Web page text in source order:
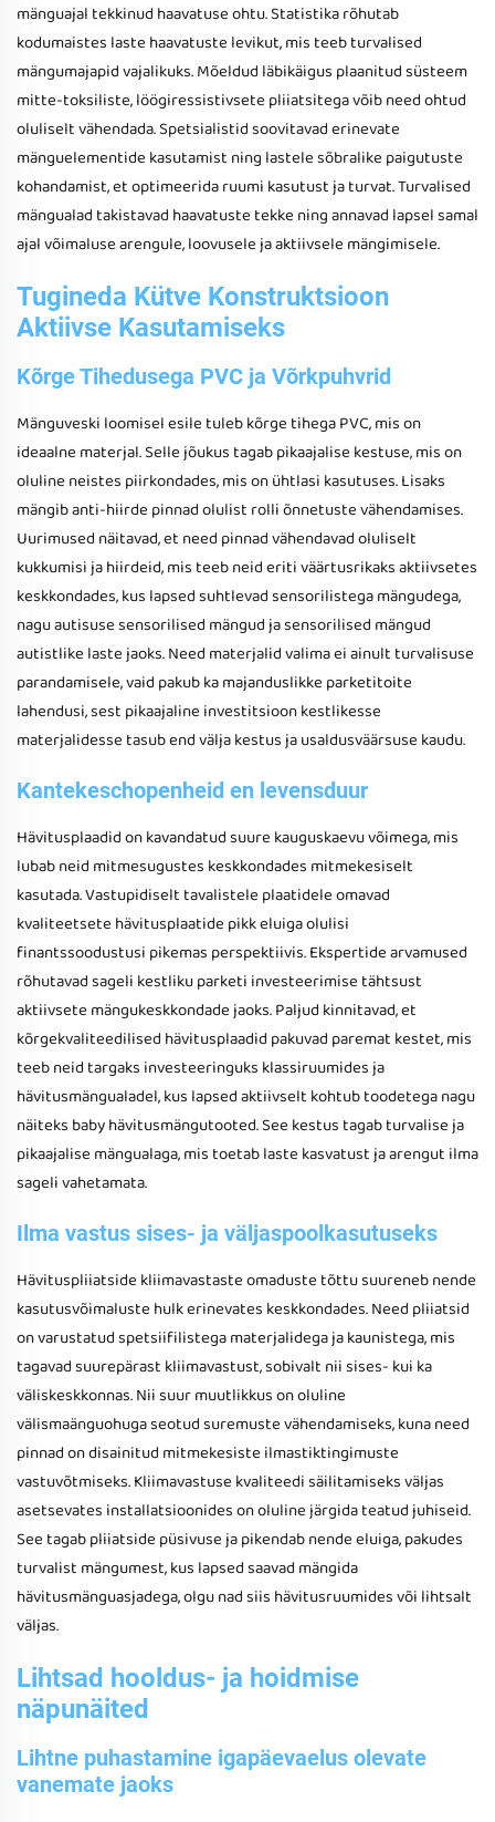
mänguajal tekkinud haavatuse ohtu. Statistika rõhutab
kodumaistes laste haavatuste levikut, mis teeb turvalised
mängumajapid vajalikuks. Mõeldud läbikäigus plaanitud süsteem
mitte-toksiliste, löögiressistivsete pliiatsitega võib need ohtud
oluliselt vähendada. Spetsialistid soovitavad erinevate
mänguelementide kasutamist ning lastele sõbralike paigutuste
kohandamist, et optimeerida ruumi kasutust ja turvat. Turvalised
mängualad takistavad haavatuste tekke ning annavad lapsel samal
ajal võimaluse arengule, loovusele ja aktiivsele mängimisele.
Tugineda Kütve Konstruktsioon
Aktiivse Kasutamiseks
Kõrge Tihedusega PVC ja Võrkpuhvrid
Mänguveski loomisel esile tuleb kõrge tihega PVC, mis on
ideaalne materjal. Selle jõukus tagab pikaajalise kestuse, mis on
oluline neistes piirkondades, mis on ühtlasi kasutuses. Lisaks
mängib anti-hiirde pinnad olulist rolli õnnetuste vähendamises.
Uurimused näitavad, et need pinnad vähendavad oluliselt
kukkumisi ja hiirdeid, mis teeb neid eriti väärtusrikaks aktiivsetes
keskkondades, kus lapsed suhtlevad sensorilistega mängudega,
nagu autisuse sensorilised mängud ja sensorilised mängud
autistlike laste jaoks. Need materjalid valima ei ainult turvalisuse
parandamisele, vaid pakub ka majanduslikke parketitoite
lahendusi, sest pikaajaline investitsioon kestlikesse
materjalidesse tasub end välja kestus ja usaldusväärsuse kaudu.
Kantekeschopenheid en levensduur
Hävitusplaadid on kavandatud suure kauguskaevu võimega, mis
lubab neid mitmesugustes keskkondades mitmekesiselt
kasutada. Vastupidiselt tavalistele plaatidele omavad
kvaliteetsete hävitusplaatide pikk eluiga olulisi
finantssoodustusi pikemas perspektiivis. Ekspertide arvamused
rõhutavad sageli kestliku parketi investeerimise tähtsust
aktiivsete mängukeskkondade jaoks. Paljud kinnitavad, et
kõrgekvaliteedilised hävitusplaadid pakuvad paremat kestet, mis
teeb neid targaks investeeringuks klassiruumides ja
hävitusmängualadel, kus lapsed aktiivselt kohtub toodetega nagu
näiteks baby hävitusmängutooted. See kestus tagab turvalise ja
pikaajalise mängualaga, mis toetab laste kasvatust ja arengut ilma
sageli vahetamata.
Ilma vastus sises- ja väljaspoolkasutuseks
Hävituspliiatside kliimavastaste omaduste tõttu suureneb nende
kasutusvõimaluste hulk erinevates keskkondades. Need pliiatsid
on varustatud spetsiifilistega materjalidega ja kaunistega, mis
tagavad suurepärast kliimavastust, sobivalt nii sises- kui ka
väliskeskkonnas. Nii suur muutlikkus on oluline
välismaänguohuga seotud suremuste vähendamiseks, kuna need
pinnad on disainitud mitmekesiste ilmastiktingimuste
vastuvõtmiseks. Kliimavastuse kvaliteedi säilitamiseks väljas
asetsevates installatsioonides on oluline järgida teatud juhiseid.
See tagab pliiatside püsivuse ja pikendab nende eluiga, pakudes
turvalist mängumest, kus lapsed saavad mängida
hävitusmänguasjadega, olgu nad siis hävitusruumides või lihtsalt
väljas.
Lihtsad hooldus- ja hoidmise
näpunäited
Lihtne puhastamine igapäevaelus olevate
vanemate jaoks